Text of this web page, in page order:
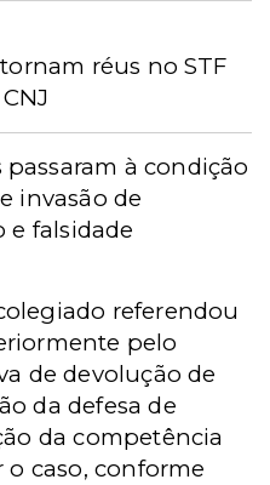
réus no STF
à condição
invasão de
falsidade
referendou
pelo
de devolução de
da defesa de
da competência
o caso, conforme